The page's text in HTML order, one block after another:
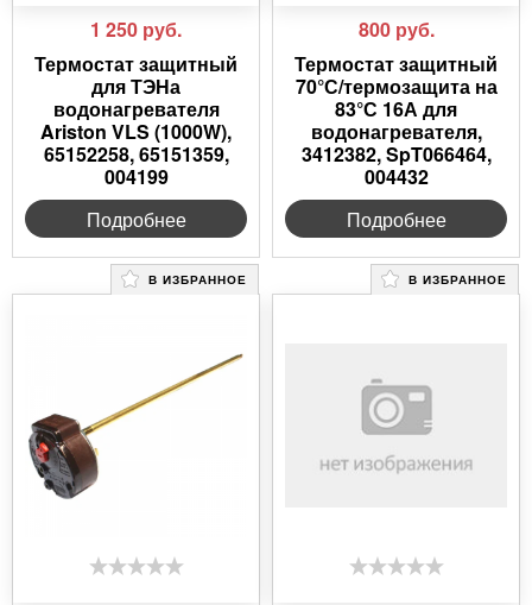
1 250 руб.
Термостат защитный
для ТЭНа
водонагревателя
Ariston VLS (1000W),
65152258, 65151359,
004199
Подробнее
800 руб.
Термостат защитный
70°С/термозащита на
83°С 16А для
водонагревателя,
3412382, SpT066464,
004432
Подробнее
В ИЗБРАННОЕ В ИЗБРАННОЕ